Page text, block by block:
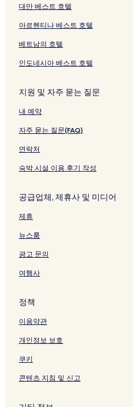
여
링
여
링
크
S
a
e
n
s
페
지
여
는
링
크
를
는
크
a
o
P
e
n
i
n
이
지
를
여
크
링
h
u
e
-
H
s
e
페
이
지
를
링
대만 베스트 호텔
아르헨티나 베스트 호텔
베트남의 호텔
인도네시아 베스트 호텔
지원 및 자주 묻는 질문
내 예약
자주 묻는 질문(FAQ)
연락처
숙박 시설 이용 후기 작성
공급업체, 제휴사 및 미디어
제휴
뉴스룸
광고 문의
여행사
정책
이용약관
개인정보 보호
쿠키
콘텐츠 지침 및 신고